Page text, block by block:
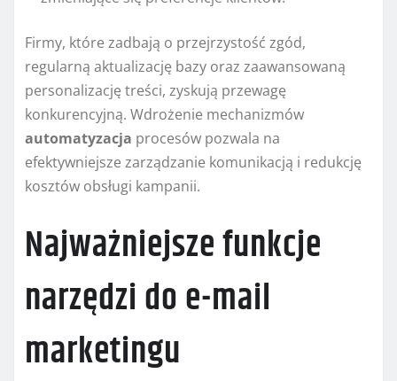
Firmy, które zadbają o przejrzystość zgód,
regularną aktualizację bazy oraz zaawansowaną
personalizację treści, zyskują przewagę
konkurencyjną. Wdrożenie mechanizmów
automatyzacja procesów pozwala na
efektywniejsze zarządzanie komunikacją i redukcję
kosztów obsługi kampanii.
Najważniejsze funkcje
narzędzi do e-mail
marketingu